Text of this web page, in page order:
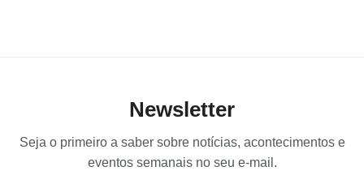
Newsletter
Seja o primeiro a saber sobre notícias, acontecimentos e
eventos semanais no seu e-mail.